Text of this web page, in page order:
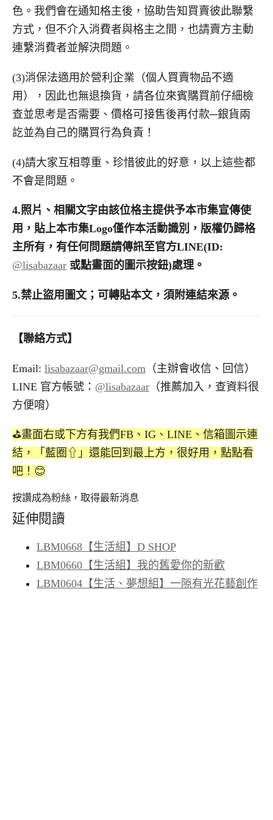
色。我們會在通知格主後，協助告知買賣彼此聯繫
方式，但不介入消費者與格主之間，也請賣方主動
連繫消費者並解決問題。
(3)消保法適用於營利企業（個人買賣物品不適
用），因此也無退換貨，請各位來賓購買前仔細檢
查並思考是否需要、價格可接售後再付款─銀貨兩
訖並為自己的購買行為負責！
(4)請大家互相尊重、珍惜彼此的好意，以上這些都
不會是問題。
4.照片、相關文字由該位格主提供予本市集宣傳使
用，貼上本市集Logo僅作本活動識別，版權仍歸格
主所有，有任何問題請傳訊至官方LINE(ID:
@lisabazaar 或點畫面的圖示按鈕)處理。
5.禁止盜用圖文；可轉貼本文，須附連結來源。
【聯絡方式】
Email: lisabazaar@gmail.com （主辦會收信、回信）
LINE 官方帳號： @lisabazaar （推薦加入，查資料很
方便唷）
⛳️畫面右或下方有我們FB、IG、LINE、信箱圖示連
結，「藍圈⇧」還能回到最上方，很好用，點點看
吧！😊
按讚成為粉絲，取得最新消息
延伸閱讀
LBM0668【生活組】D SHOP
LBM0660【生活組】我的舊愛你的新歡
LBM0604【生活、夢想組】一隙有光花藝創作